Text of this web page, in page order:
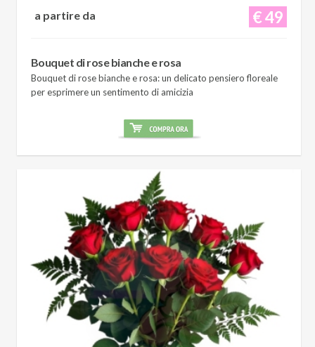
€ 49
a partire da
Bouquet di rose bianche e rosa
Bouquet di rose bianche e rosa: un delicato pensiero floreale
per esprimere un sentimento di amicizia